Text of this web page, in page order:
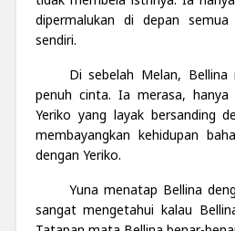
dipermalukan di depan
sendiri.
Di sebelah Melan, Bellina
penuh cinta. Ia merasa, hanya
Yeriko yang layak bersanding
membayangkan kehidupan
dengan Yeriko.
Yuna menatap Bellina
sangat mengetahui kalau